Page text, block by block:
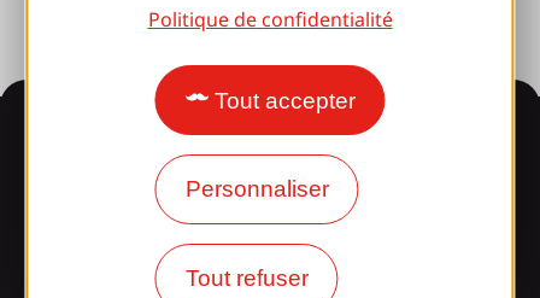
Politique de confidentialité
Tout accepter
Personnaliser
Tout refuser
Informations
Surpris par notre design ?